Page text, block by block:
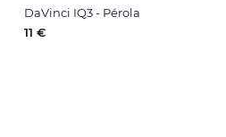
DaVinci IQ3 - Pérola
11 €